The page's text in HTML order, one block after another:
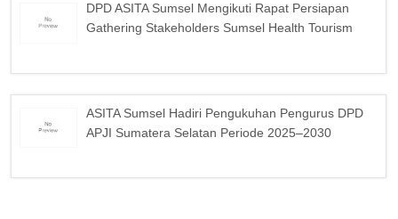
DPD ASITA Sumsel Mengikuti Rapat Persiapan
Gathering Stakeholders Sumsel Health Tourism
ASITA Sumsel Hadiri Pengukuhan Pengurus DPD
APJI Sumatera Selatan Periode 2025–2030